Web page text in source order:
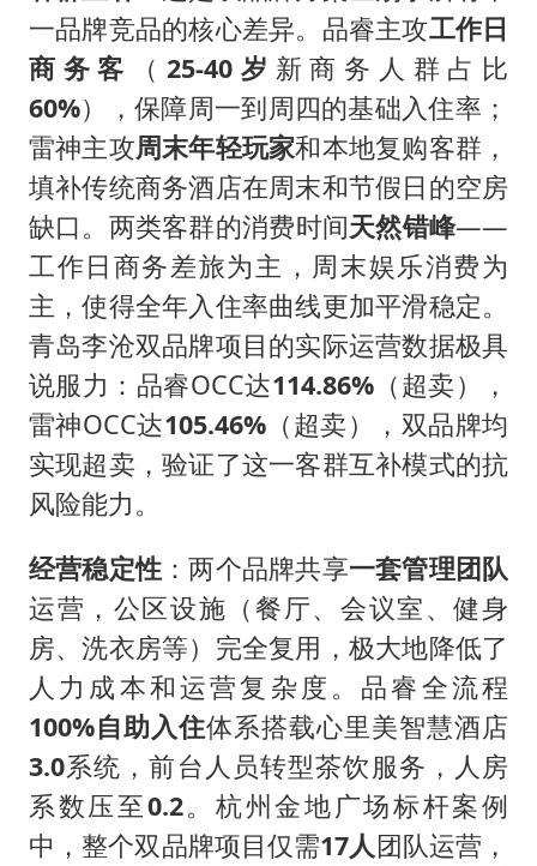
一品牌竞品的核心差异。品睿主攻工作日
商务客
（ 25-40岁 新商务人群占比
60%），保障周一到周四的基础入住率；
雷神主攻周末年轻玩家和本地复购客群，
填补传统商务酒店在周末和节假日的空房
缺口。两类客群的消费时间天然错峰——
工作日商务差旅为主，周末娱乐消费为
主，使得全年入住率曲线更加平滑稳定。
青岛李沧双品牌项目的实际运营数据极具
说服力：品睿OCC达114.86%（超卖），
雷神OCC达105.46%（超卖），双品牌均
实现超卖，验证了这一客群互补模式的抗
风险能力。
经营稳定性 ：两个品牌共享一套管理团队
运营，公区设施（餐厅、会议室、健身
房、洗衣房等）完全复用，极大地降低了
人力成本和运营复杂度。品睿全流程
100%自助入住体系搭载心里美智慧酒店
3.0系统，前台人员转型茶饮服务，人房
系数压至0.2。杭州金地广场标杆案例
中，整个双品牌项目仅需17人团队运营，